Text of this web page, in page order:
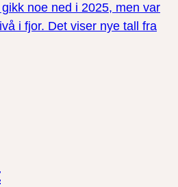
noe ned i 2025, men var
i fjor. Det viser nye tall fra